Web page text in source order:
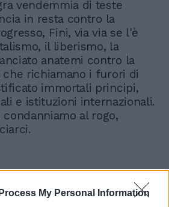
My Personal Information
vendemmia di teste
in resta contro la
Fini, via via se l'è
il liberismo, la
anatemi contro la
richiamano i furori di
immortali principi,
e istituzioni internazionali.
al rogo,